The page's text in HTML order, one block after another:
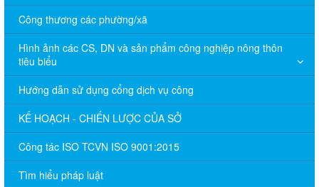
Công thương các phường/xã
Hình ảnh các CS, DN và sản phẩm công nghiệp nông thôn
tiêu biểu
Hướng dẫn sử dụng cổng dịch vụ công
KẾ HOẠCH - CHIẾN LƯỢC CỦA SỞ
Công tác ISO TCVN ISO 9001:2015
Tìm hiểu pháp luật